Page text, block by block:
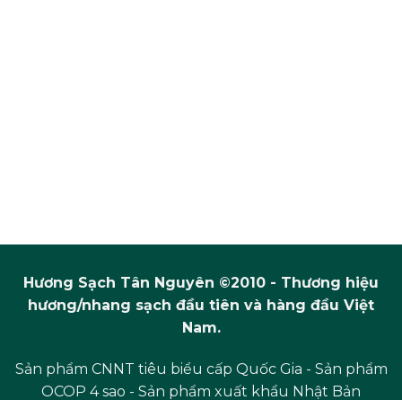
Hương Sạch Tân Nguyên ©2010 - Thương hiệu
hương/nhang sạch đầu tiên và hàng đầu Việt
Nam.
Sản phẩm CNNT tiêu biểu cấp Quốc Gia - Sản phẩm
OCOP 4 sao - Sản phẩm xuất khẩu Nhật Bản